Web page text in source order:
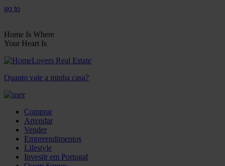
go to
Home Is Where
Your Heart Is
Quanto vale a minha casa?
Comprar
Arrendar
Vender
Empreendimentos
Lifestyle
Investir em Portugal